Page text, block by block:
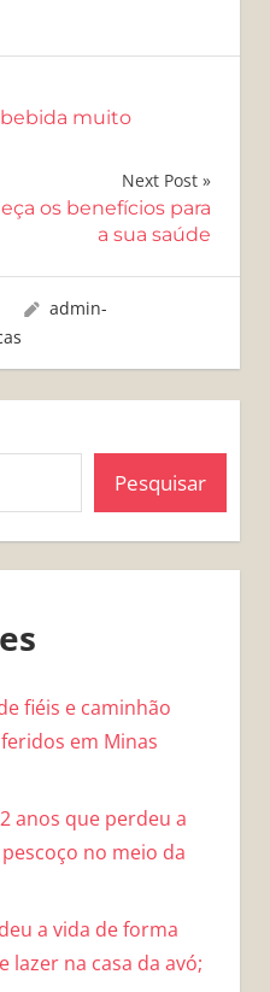
muito
Next Post
os benefícios para
a sua saúde
admin-
Pesquisar
fiéis e caminhão
em Minas
anos que perdeu a
no meio da
a vida de forma
na casa da avó;